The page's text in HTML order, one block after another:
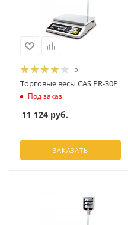
5
Торговые весы CAS PR-30P
Под заказ
11 124 руб.
ЗАКАЗАТЬ